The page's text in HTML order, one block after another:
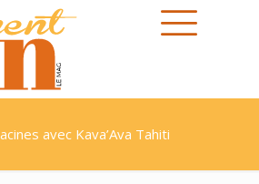
avec Kava’Ava Tahiti